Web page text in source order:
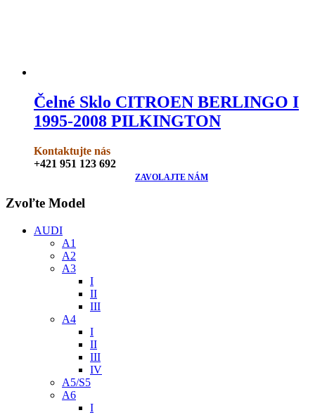
Čelné Sklo CITROEN BERLINGO I
1995-2008 PILKINGTON
Kontaktujte nás
+421 951 123 692
ZAVOLAJTE NÁM
Zvoľte Model
AUDI
A1
A2
A3
I
II
III
A4
I
II
III
IV
A5/S5
A6
I